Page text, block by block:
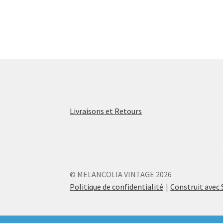
Livraisons et Retours
© MELANCOLIA VINTAGE 2026
Politique de confidentialité
Construit avec